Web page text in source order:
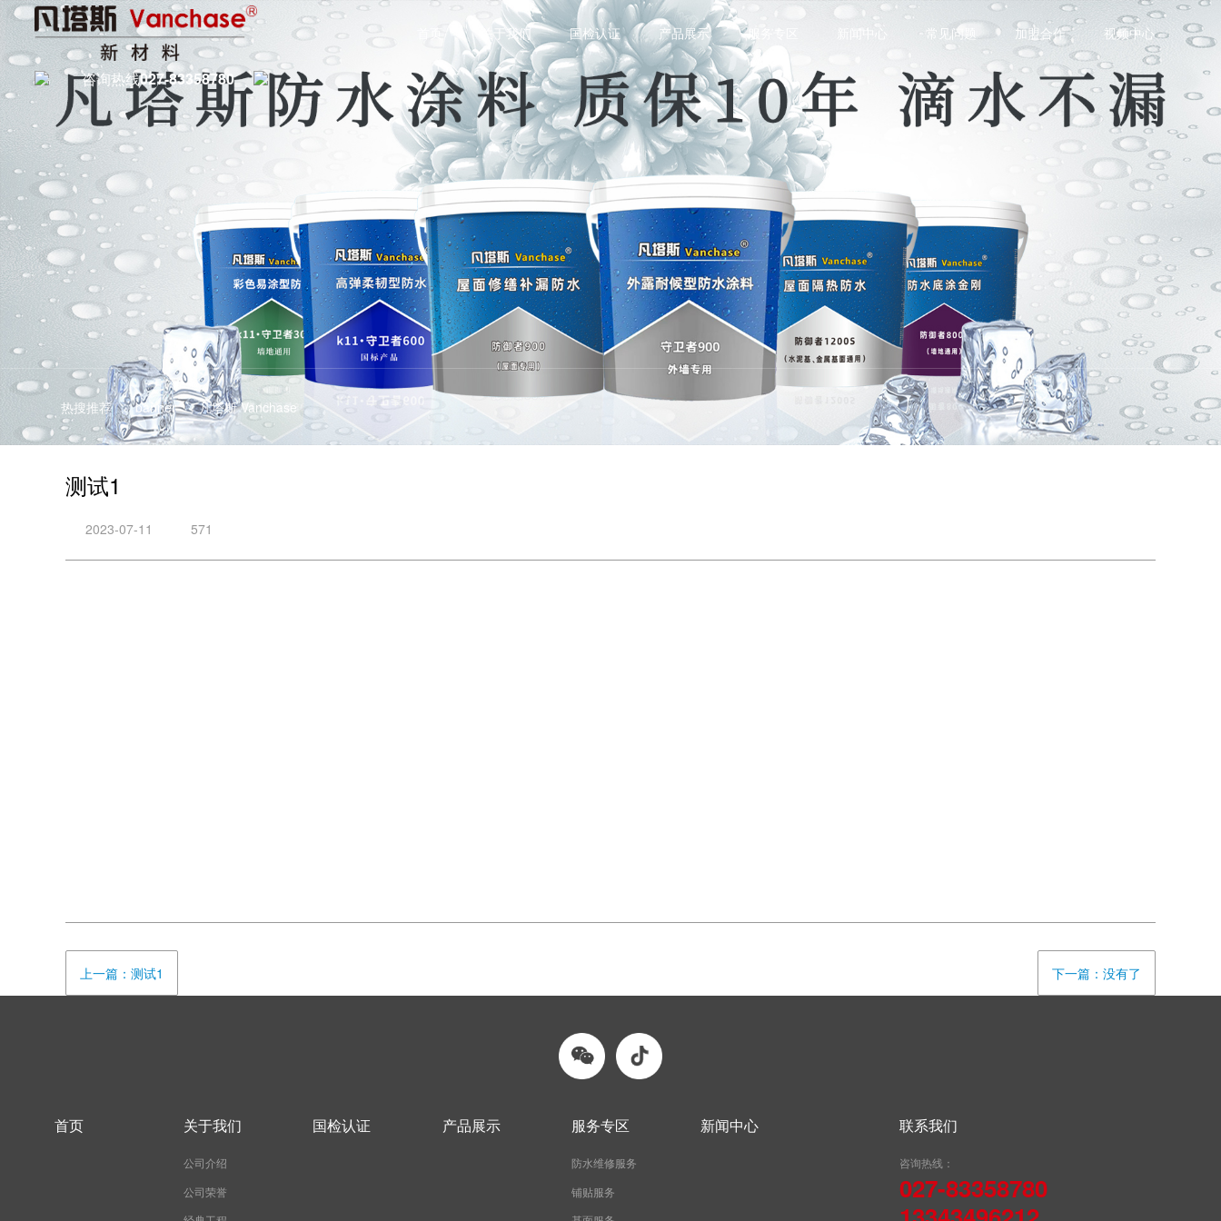
关于我们 国检认证 产品展示 服务专区 新闻中心 常见问题 加盟合作 视频中心
咨询热线027-83358780
热搜推荐 banner 凡塔斯 Vanchase
测试1
2023-07-11 571
上一篇：测试1 下一篇：没有了
首页 关于我们
公司介绍
公司荣誉
国检认证 产品展示 服务专区
防水维修服务
铺贴服务
新闻中心 联系我们
咨询热线：
027-83358780